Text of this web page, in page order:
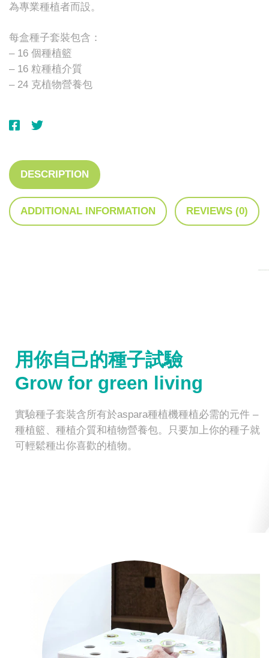
​為專業種植者而設。
每盒種子套裝包含：
– 16 個種植籃
– 16 粒種植介質
– 24 克植物營養包
DESCRIPTION
ADDITIONAL INFORMATION REVIEWS (0)
用你自己的種子試驗
Grow for green living
實驗種子套裝含所有於aspara種植機種植必需的元件 –
種植籃、種植介質和植物營養包。只要加上你的種子就
可輕鬆種出你喜歡的植物。